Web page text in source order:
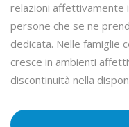
relazioni affettivamente
persone che se ne
dedicata. Nelle famiglie
cresce in ambienti
discontinuità nella